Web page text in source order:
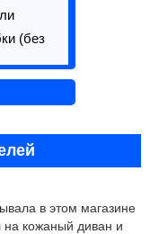
(без
в этом магазине
на кожаный диван и